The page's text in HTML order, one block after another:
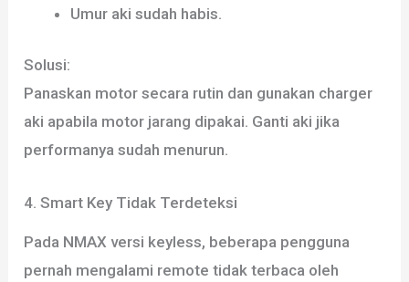
Umur aki sudah habis.
Solusi:
Panaskan motor secara rutin dan gunakan charger
aki apabila motor jarang dipakai. Ganti aki jika
performanya sudah menurun.
4. Smart Key Tidak Terdeteksi
Pada NMAX versi keyless, beberapa pengguna
pernah mengalami remote tidak terbaca oleh